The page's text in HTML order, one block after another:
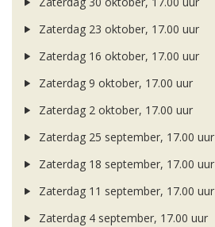
Zaterdag 23 oktober, 17.00 uur
Zaterdag 16 oktober, 17.00 uur
Zaterdag 9 oktober, 17.00 uur
Zaterdag 2 oktober, 17.00 uur
Zaterdag 25 september, 17.00 uur
Zaterdag 18 september, 17.00 uur
Zaterdag 11 september, 17.00 uur
Zaterdag 4 september, 17.00 uur